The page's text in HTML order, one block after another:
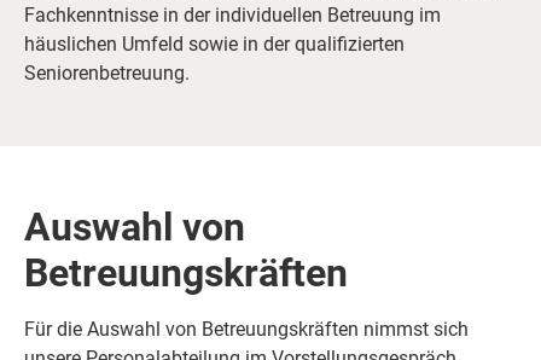
Fachkenntnisse in der individuellen Betreuung im
häuslichen Umfeld sowie in der qualifizierten
Seniorenbetreuung.
Auswahl von
Betreuungskräften
Für die Auswahl von Betreuungskräften nimmst sich